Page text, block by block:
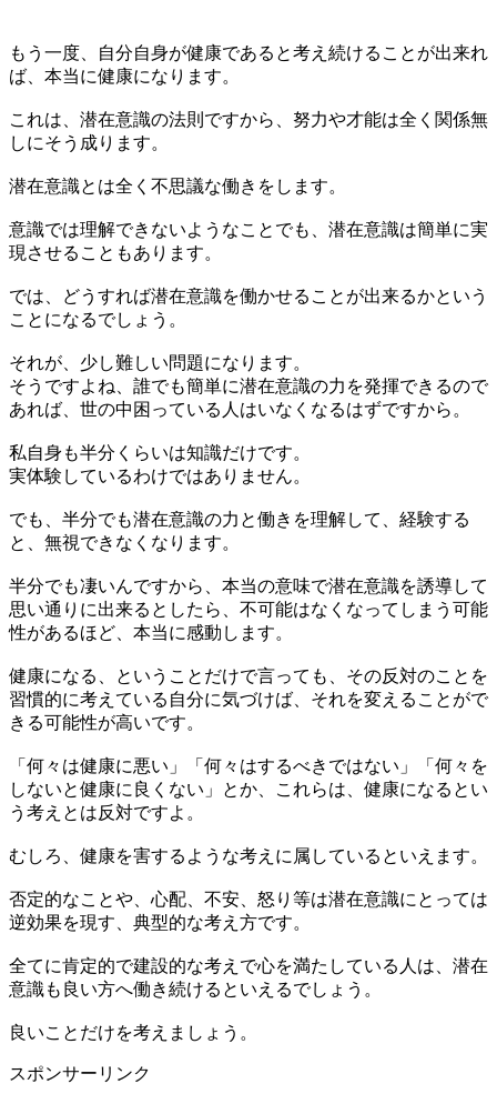
もう一度、自分自身が健康であると考え続けることが出来れ
ば、本当に健康になります。
これは、潜在意識の法則ですから、努力や才能は全く関係無
しにそう成ります。
潜在意識とは全く不思議な働きをします。
意識では理解できないようなことでも、潜在意識は簡単に実
現させることもあります。
では、どうすれば潜在意識を働かせることが出来るかという
ことになるでしょう。
それが、少し難しい問題になります。
そうですよね、誰でも簡単に潜在意識の力を発揮できるので
あれば、世の中困っている人はいなくなるはずですから。
私自身も半分くらいは知識だけです。
実体験しているわけではありません。
でも、半分でも潜在意識の力と働きを理解して、経験する
と、無視できなくなります。
半分でも凄いんですから、本当の意味で潜在意識を誘導して
思い通りに出来るとしたら、不可能はなくなってしまう可能
性があるほど、本当に感動します。
健康になる、ということだけで言っても、その反対のことを
習慣的に考えている自分に気づけば、それを変えることがで
きる可能性が高いです。
「何々は健康に悪い」「何々はするべきではない」「何々を
しないと健康に良くない」とか、これらは、健康になるとい
う考えとは反対ですよ。
むしろ、健康を害するような考えに属しているといえます。
否定的なことや、心配、不安、怒り等は潜在意識にとっては
逆効果を現す、典型的な考え方です。
全てに肯定的で建設的な考えで心を満たしている人は、潜在
意識も良い方へ働き続けるといえるでしょう。
良いことだけを考えましょう。
スポンサーリンク